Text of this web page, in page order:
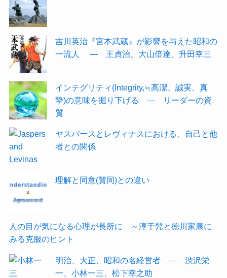
吉川英治『宮本武蔵』が影響を与えた昭和の
一流人 ― 王貞治、大山倍達、升田幸三
インテグリティ(Integrity,≒高潔、誠実、真
摯)の意味を掘り下げる ― リーダーの資
質
ヤスパースとレヴィナスにおける、自己と他
者との関係
理解と同意(賛同)との違い
人の目が気になる心理が長所に ～淳于髠と徳川家康に
みる克服のヒント
明治、大正、昭和の名経営者 ― 渋沢栄
一、小林一三、松下幸之助